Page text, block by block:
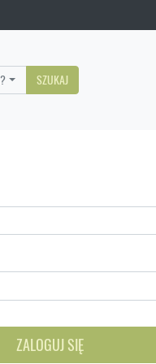
SZUKAJ
ZALOGUJ SIĘ